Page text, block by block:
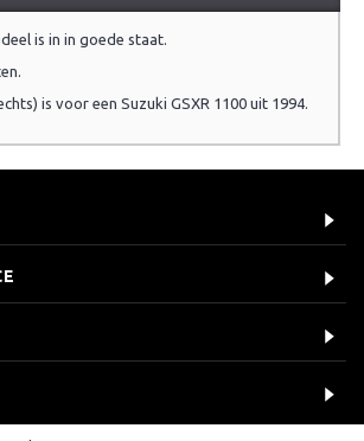
is in in goede staat.
is voor een Suzuki GSXR 1100 uit 1994.